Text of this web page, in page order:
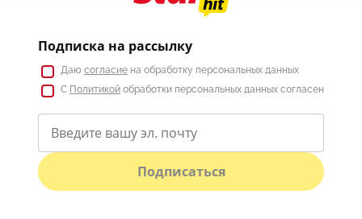
Подписка на рассылку
Даю согласие на обработку персональных данных
С Политикой обработки персональных данных согласен
Подписаться